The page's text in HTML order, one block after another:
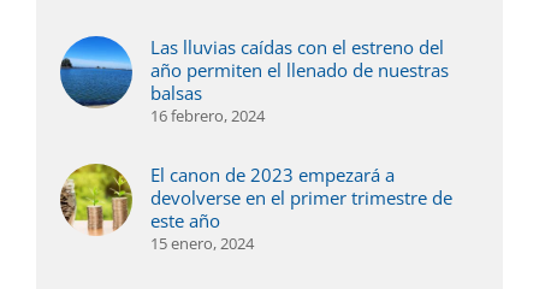
Las lluvias caídas con el estreno del
año permiten el llenado de nuestras
balsas
16 febrero, 2024
El canon de 2023 empezará a
devolverse en el primer trimestre de
este año
15 enero, 2024